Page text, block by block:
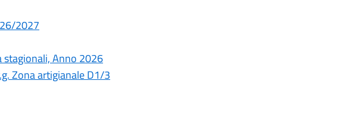
2027
stagionali, Anno 2026
Zona artigianale D1/3